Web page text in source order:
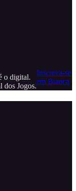
o digital.
dos Jogos.
Inscreva-se
em Bianca